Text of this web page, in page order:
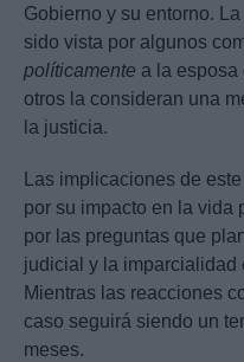
Gobierno y su entorno.
sido vista por algunos
políticamente a la esposa
otros la consideran una
la justicia.
Las implicaciones de
por su impacto en la vida
por las preguntas que
judicial y la imparcialidad
Mientras las reacciones
caso seguirá siendo un
meses.